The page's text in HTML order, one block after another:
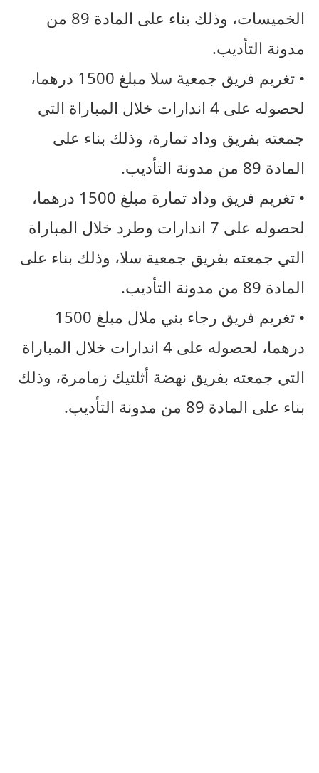
الخميسات، وذلك بناء على المادة 89 من
مدونة التأديب.
• تغريم فريق جمعية سلا مبلغ 1500 درهما،
لحصوله على 4 اندارات خلال المباراة التي
جمعته بفريق وداد تمارة، وذلك بناء على
المادة 89 من مدونة التأديب.
• تغريم فريق وداد تمارة مبلغ 1500 درهما،
لحصوله على 7 اندارات وطرد خلال المباراة
التي جمعته بفريق جمعية سلا، وذلك بناء على
المادة 89 من مدونة التأديب.
• تغريم فريق رجاء بني ملال مبلغ 1500
درهما، لحصوله على 4 اندارات خلال المباراة
التي جمعته بفريق نهضة أثلتيك زمامرة، وذلك
بناء على المادة 89 من مدونة التأديب.